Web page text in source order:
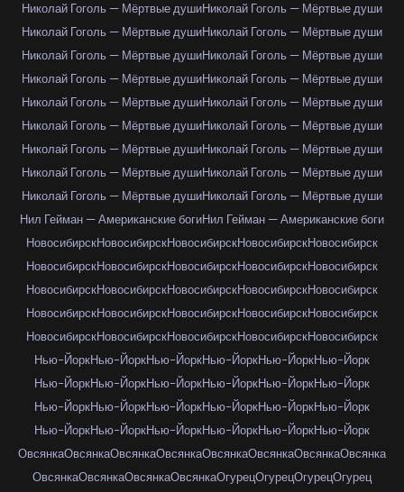
Николай Гоголь — Мёртвые душиНиколай Гоголь — Мёртвые души
Николай Гоголь — Мёртвые душиНиколай Гоголь — Мёртвые души
Николай Гоголь — Мёртвые душиНиколай Гоголь — Мёртвые души
Николай Гоголь — Мёртвые душиНиколай Гоголь — Мёртвые души
Николай Гоголь — Мёртвые душиНиколай Гоголь — Мёртвые души
Николай Гоголь — Мёртвые душиНиколай Гоголь — Мёртвые души
Николай Гоголь — Мёртвые душиНиколай Гоголь — Мёртвые души
Николай Гоголь — Мёртвые душиНиколай Гоголь — Мёртвые души
Николай Гоголь — Мёртвые душиНиколай Гоголь — Мёртвые души
Нил Гейман — Американские богиНил Гейман — Американские боги
НовосибирскНовосибирскНовосибирскНовосибирскНовосибирск
НовосибирскНовосибирскНовосибирскНовосибирскНовосибирск
НовосибирскНовосибирскНовосибирскНовосибирскНовосибирск
НовосибирскНовосибирскНовосибирскНовосибирскНовосибирск
НовосибирскНовосибирскНовосибирскНовосибирскНовосибирск
Нью-ЙоркНью-ЙоркНью-ЙоркНью-ЙоркНью-ЙоркНью-Йорк
Нью-ЙоркНью-ЙоркНью-ЙоркНью-ЙоркНью-ЙоркНью-Йорк
Нью-ЙоркНью-ЙоркНью-ЙоркНью-ЙоркНью-ЙоркНью-Йорк
Нью-ЙоркНью-ЙоркНью-ЙоркНью-ЙоркНью-ЙоркНью-Йорк
ОвсянкаОвсянкаОвсянкаОвсянкаОвсянкаОвсянкаОвсянкаОвсянка
ОвсянкаОвсянкаОвсянкаОвсянкаОгурецОгурецОгурецОгурец